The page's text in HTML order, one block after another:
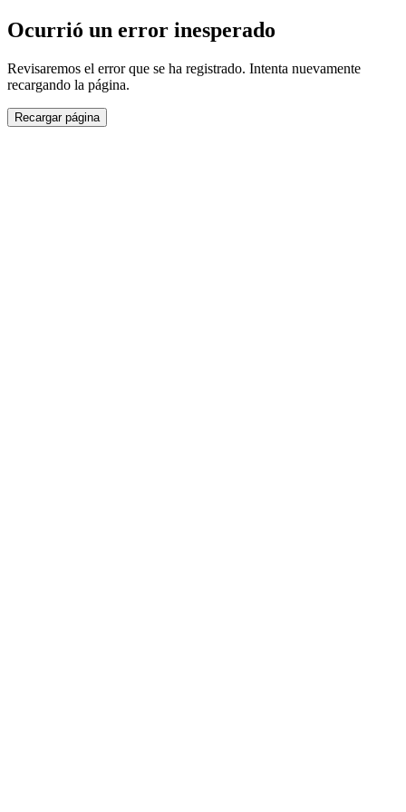
Ocurrió un error inesperado
Revisaremos el error que se ha registrado. Intenta nuevamente
recargando la página.
Recargar página